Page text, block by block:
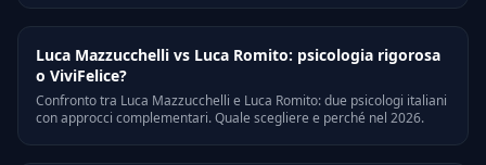
Luca Mazzucchelli vs Luca Romito: psicologia rigorosa
o ViviFelice?
Confronto tra Luca Mazzucchelli e Luca Romito: due psicologi italiani
con approcci complementari. Quale scegliere e perché nel 2026.